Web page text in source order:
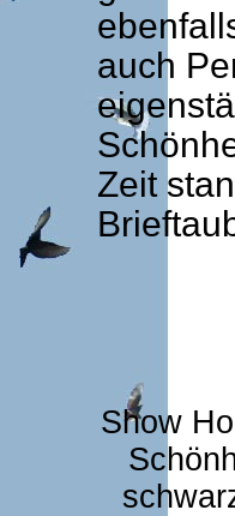
auch
Zeit
Show